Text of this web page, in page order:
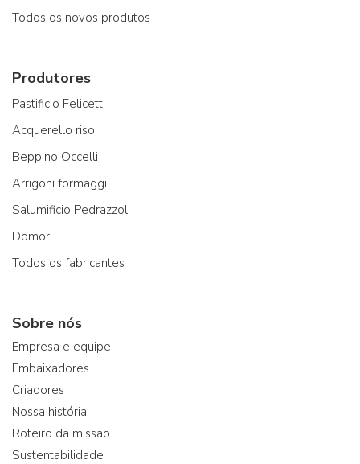
Todos os novos produtos
Produtores
Pastificio Felicetti
Acquerello riso
Beppino Occelli
Arrigoni formaggi
Salumificio Pedrazzoli
Domori
Todos os fabricantes
Sobre nós
Empresa e equipe
Embaixadores
Criadores
Nossa história
Roteiro da missão
Sustentabilidade